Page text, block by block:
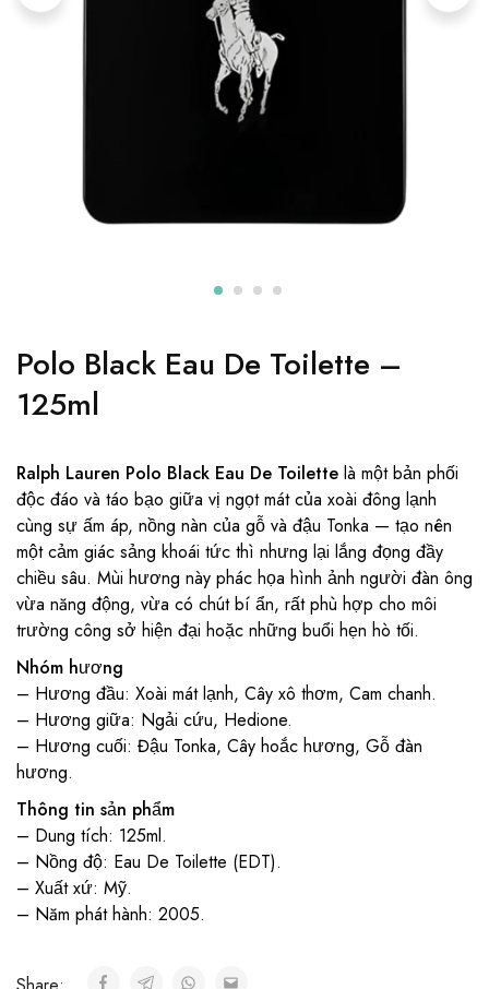
Polo Black Eau De Toilette –
125ml
Ralph Lauren Polo Black Eau De Toilette là một bản phối
độc đáo và táo bạo giữa vị ngọt mát của xoài đông lạnh
cùng sự ấm áp, nồng nàn của gỗ và đậu Tonka — tạo nên
một cảm giác sảng khoái tức thì nhưng lại lắng đọng đầy
chiều sâu. Mùi hương này phác họa hình ảnh người đàn ông
vừa năng động, vừa có chút bí ẩn, rất phù hợp cho môi
trường công sở hiện đại hoặc những buổi hẹn hò tối.
Nhóm hương
– Hương đầu: Xoài mát lạnh, Cây xô thơm, Cam chanh.
– Hương giữa: Ngải cứu, Hedione.
– Hương cuối: Đậu Tonka, Cây hoắc hương, Gỗ đàn
hương.
Thông tin sản phẩm
– Dung tích: 125ml.
– Nồng độ: Eau De Toilette (EDT).
– Xuất xứ: Mỹ.
– Năm phát hành: 2005.